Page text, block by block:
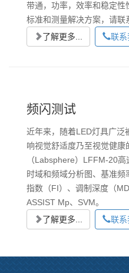
带通，功率，效率和稳定性
标准和测量解决方案，请联
了解更多...
联系
频闪测试
近年来，随着LED灯具广泛
响视觉舒适度乃至视觉健
（Labsphere）LFFM-20
时域和频域分析图、基准
指数（FI）、调制深度（
ASSIST Mp、SVM。
了解更多...
联系